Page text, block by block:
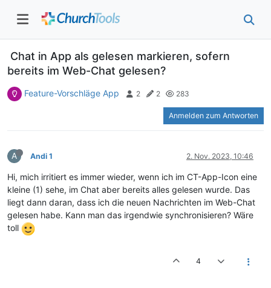
Chat in App als gelesen markieren, sofern
bereits im Web-Chat gelesen?
Feature-Vorschläge App 2 2 283
Anmelden zum Antworten
A Andi 1 2. Nov. 2023, 10:46
Hi, mich irritiert es immer wieder, wenn ich im CT-App-Icon eine
kleine (1) sehe, im Chat aber bereits alles gelesen wurde. Das
liegt dann daran, dass ich die neuen Nachrichten im Web-Chat
gelesen habe. Kann man das irgendwie synchronisieren? Wäre
toll
4